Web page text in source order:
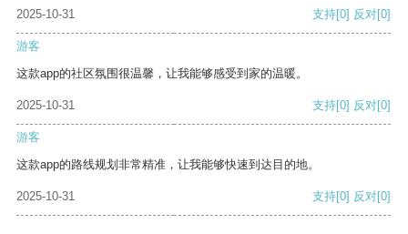
2025-10-31 支持[0] 反对[0]
游客
这款app的社区氛围很温馨，让我能够感受到家的温暖。
2025-10-31 支持[0] 反对[0]
游客
这款app的路线规划非常精准，让我能够快速到达目的地。
2025-10-31 支持[0] 反对[0]